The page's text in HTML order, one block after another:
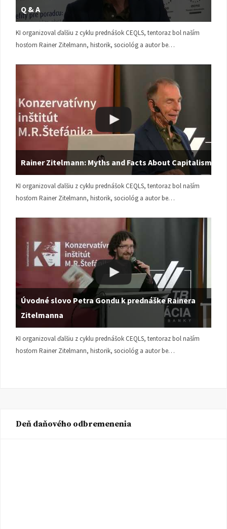
Q & A
KI organizoval ďalšiu z cyklu prednášok CEQLS, tentoraz bol naším
hosťom Rainer Zitelmann, historik, sociológ a autor be…
Rainer Zitelmann: Myths and Facts About Capitalism
KI organizoval ďalšiu z cyklu prednášok CEQLS, tentoraz bol naším
hosťom Rainer Zitelmann, historik, sociológ a autor be…
Úvodné slovo Petra Gondu k prednáške Rainera
Zitelmanna
KI organizoval ďalšiu z cyklu prednášok CEQLS, tentoraz bol naším
hosťom Rainer Zitelmann, historik, sociológ a autor be…
Deň daňového odbremenenia